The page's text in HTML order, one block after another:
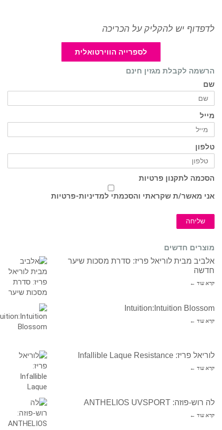
לדפדוף יש להקליק על הכריכה
לספרייה הווירטואלית
הרשמה לקבלת מגזין חינם
שם
מייל
טלפון
הסכמה לתקנון פרטיות
אני מאשר/ת שקראתי והסכמתי למדיניות-פרטיות
שליחה
מוצרים חדשים
אלביב מבית לוריאל פריז: סדרת מסכות שיער
חדשה
קרא עוד ←
Intuition:Intuition Blossom
קרא עוד ←
לוריאל פריז: Infallible Laque Resistance
קרא עוד ←
לה רוש-פוזה: ANTHELIOS UVSPORT
קרא עוד ←